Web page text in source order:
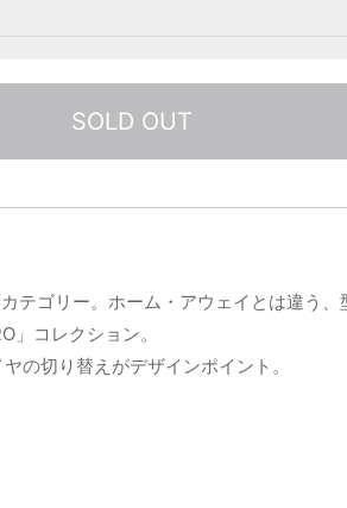
SOLD OUT
ゴリー。ホーム・アウェイとは違う
コレクション。
の切り替えがデザインポイント。